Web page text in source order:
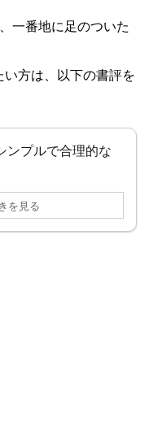
一番地に足のついた
方は、以下の書評を
ンプルで合理的な
を見る